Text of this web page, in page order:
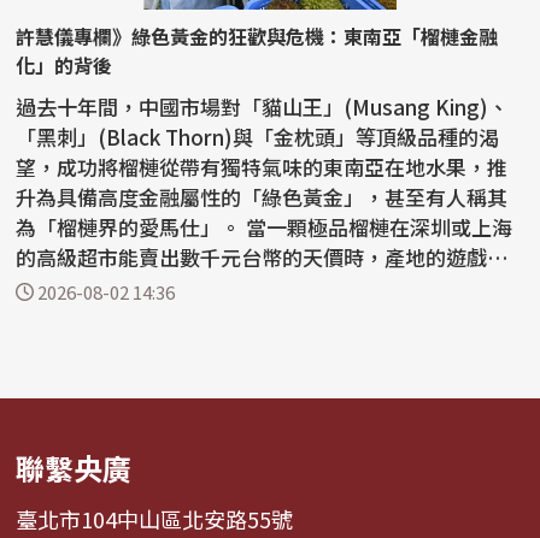
許慧儀專欄》綠色黃金的狂歡與危機：東南亞「榴槤金融
化」的背後
過去十年間，中國市場對「貓山王」(Musang King)、
「黑刺」(Black Thorn)與「金枕頭」等頂級品種的渴
望，成功將榴槤從帶有獨特氣味的東南亞在地水果，推
升為具備高度金融屬性的「綠色黃金」，甚至有人稱其
為「榴槤界的愛馬仕」。 當一顆極品榴槤在深圳或上海
的高級超市能賣出數千元台幣的天價時，產地的遊戲規
則已...
2026-08-02 14:36
聯繫央廣
臺北市104中山區北安路55號